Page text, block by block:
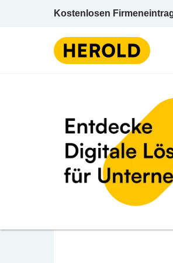
Kostenlosen
BEWERTUNG ABGEBEN
Schodseit
Feichterkarstraße 26/b
Edelbrände & Schnäpse